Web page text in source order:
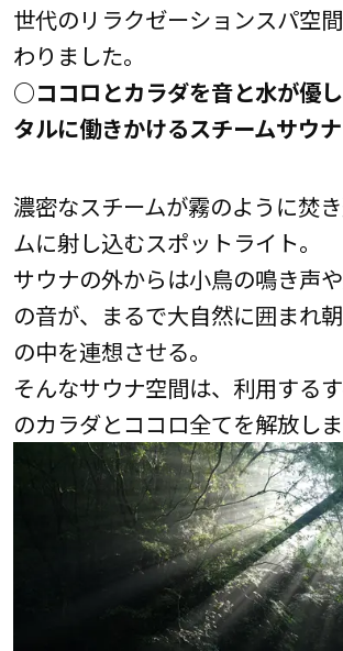
世代のリラクゼーションスパ空
わりました。
○ココロとカラダを音と水が優
タルに働きかけるスチームサウナ
濃密なスチームが霧のように焚
ムに射し込むスポットライト。
サウナの外からは小鳥の鳴き声
の音が、まるで大自然に囲まれ
の中を連想させる。
そんなサウナ空間は、利用する
のカラダとココロ全てを解放しま